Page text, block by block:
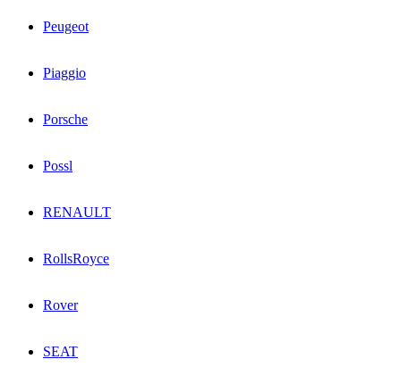
Peugeot
Piaggio
Porsche
Possl
RENAULT
RollsRoyce
Rover
SEAT